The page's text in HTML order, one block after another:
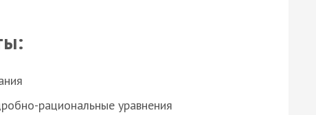
рациональные уравнения